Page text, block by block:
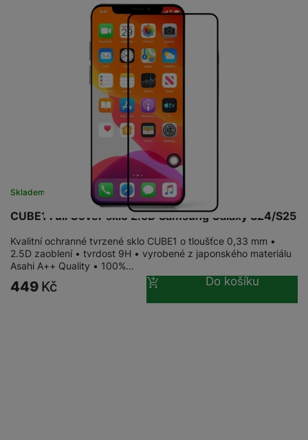
CUBE1 Full Cover sklo 2.5D Samsung Galaxy S24/S25
Skladem na 26 prodejnách
Kvalitní ochranné tvrzené sklo CUBE1 o tloušťce 0,33 mm •
2.5D zaoblení • tvrdost 9H • vyrobené z japonského materiálu
Asahi A++ Quality • 100%…
449 Kč Do košíku